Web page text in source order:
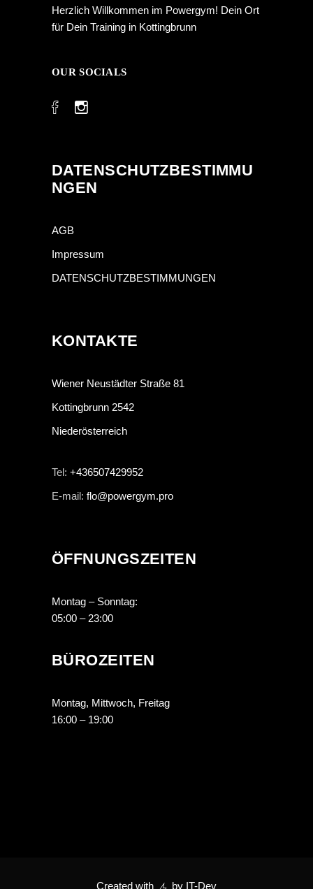
Herzlich Willkommen im Powergym! Dein Ort
für Dein Training in Kottingbrunn
OUR SOCIALS
DATENSCHUTZBESTIMMU
NGEN
AGB
Impressum
DATENSCHUTZBESTIMMUNGEN
KONTAKTE
Wiener Neustädter Straße 81
Kottingbrunn 2542
Niederösterreich
Tel: +436507429952
E-mail: flo@powergym.pro
ÖFFNUNGSZEITEN
Montag – Sonntag:
05:00 – 23:00
BÜROZEITEN
Montag, Mittwoch, Freitag
16:00 – 19:00
Created with by IT-Dev